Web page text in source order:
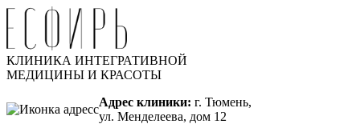
КЛИНИКА ИНТЕГРАТИВНОЙ
МЕДИЦИНЫ И КРАСОТЫ
Адрес клиники: г. Тюмень,
ул. Менделеева, дом 12